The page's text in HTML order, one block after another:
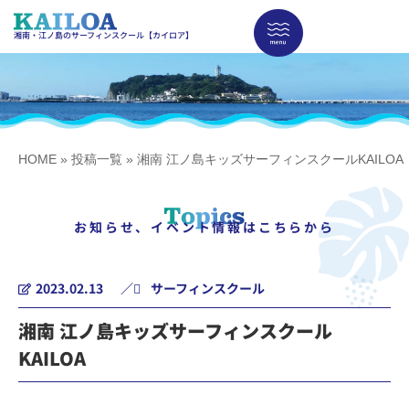
湘南・江ノ島のサーフィンスクール【カイロア】
HOME » 投稿一覧 » 湘南 江ノ島キッズサーフィンスクールKAILOA
お知らせ、イベント情報はこちらから
2023.02.13 ／ サーフィンスクール
湘南 江ノ島キッズサーフィンスクール
KAILOA